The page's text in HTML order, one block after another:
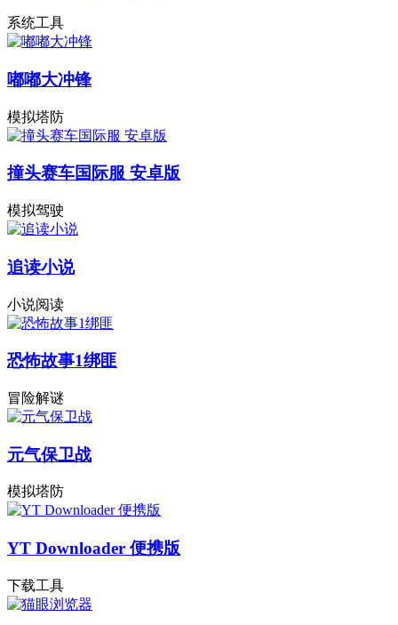
系统工具
嘟嘟大冲锋
模拟塔防
撞头赛车国际服 安卓版
模拟驾驶
追读小说
小说阅读
恐怖故事1绑匪
冒险解谜
元气保卫战
模拟塔防
YT Downloader 便携版
下载工具